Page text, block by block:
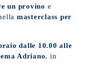
un provino e
masterclass per
dalle 10.00 alle
Adriano, in